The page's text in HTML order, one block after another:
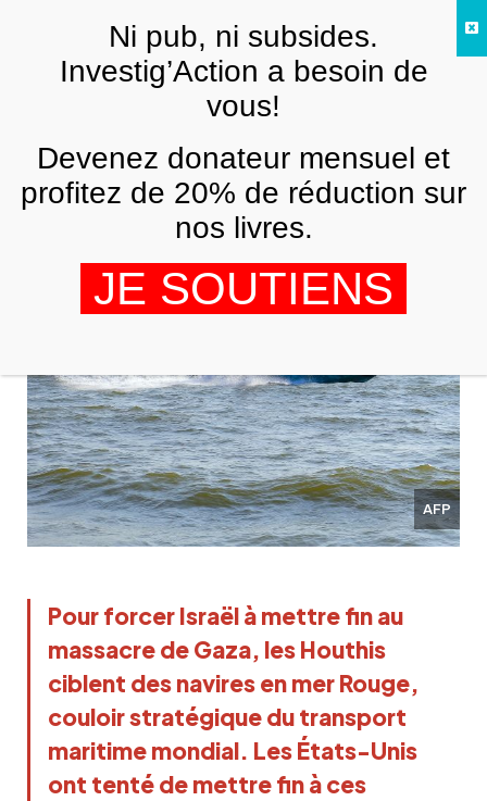
AFP
Les Houthis ont-ils mis les États-Unis
échec et mat en mer Rouge ?
22 JANVIER 2024
Pour forcer Israël à mettre fin au
massacre de Gaza, les Houthis
ciblent des navires en mer Rouge,
couloir stratégique du transport
maritime mondial. Les États-Unis
ont tenté de mettre fin à ces
FRNi pub, ni subsides.
Investig’Action a besoin de
vous!
Devenez donateur mensuel et
profitez de 20% de réduction sur
nos livres.
JE SOUTIENS